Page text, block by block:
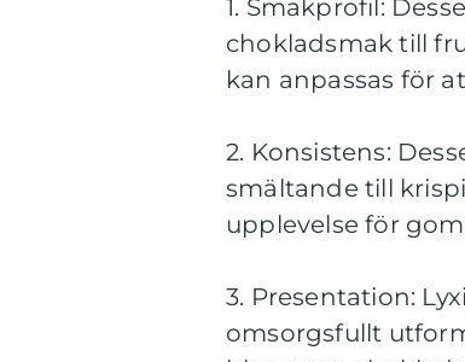
1. Smakprofil:
chokladsmak till
kan anpassas för
2. Konsistens:
smältande till
upplevelse för
3. Presentation:
omsorgsfullt